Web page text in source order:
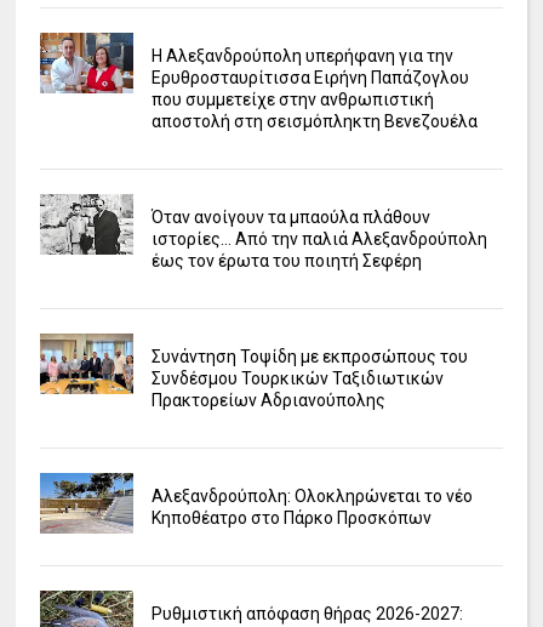
Η Αλεξανδρούπολη υπερήφανη για την
Ερυθροσταυρίτισσα Ειρήνη Παπάζογλου
που συμμετείχε στην ανθρωπιστική
αποστολή στη σεισμόπληκτη Βενεζουέλα
Όταν ανοίγουν τα μπαούλα πλάθουν
ιστορίες... Από την παλιά Αλεξανδρούπολη
έως τον έρωτα του ποιητή Σεφέρη
Συνάντηση Τοψίδη με εκπροσώπους του
Συνδέσμου Τουρκικών Ταξιδιωτικών
Πρακτορείων Αδριανούπολης
Αλεξανδρούπολη: Ολοκληρώνεται το νέο
Κηποθέατρο στο Πάρκο Προσκόπων
Ρυθμιστική απόφαση θήρας 2026-2027: